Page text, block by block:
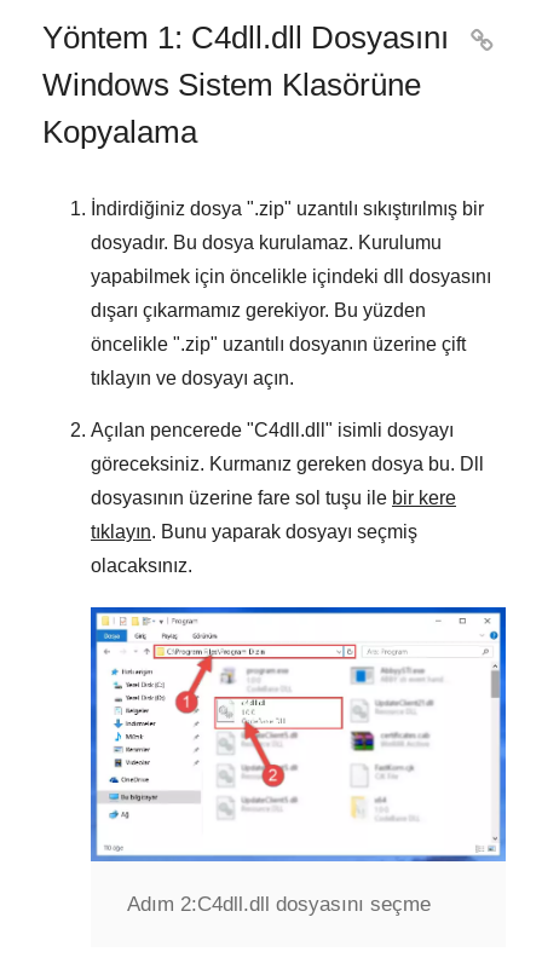
Yöntem 1: C4dll.dll Dosyasını
Windows Sistem Klasörüne
Kopyalama

İndirdiğiniz dosya ".zip" uzantılı sıkıştırılmış bir
dosyadır. Bu dosya kurulamaz. Kurulumu
yapabilmek için öncelikle içindeki dll dosyasını
dışarı çıkarmamız gerekiyor. Bu yüzden
öncelikle ".zip" uzantılı dosyanın üzerine çift
tıklayın ve dosyayı açın.
Açılan pencerede "C4dll.dll " isimli dosyayı
göreceksiniz. Kurmanız gereken dosya bu. Dll
dosyasının üzerine fare sol tuşu ile bir kere
tıklayın. Bunu yaparak dosyayı seçmiş
olacaksınız.
Adım 2:C4dll.dll dosyasını seçme